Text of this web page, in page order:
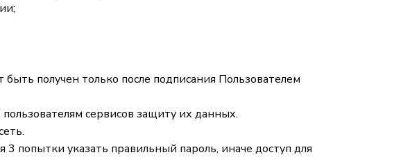
получен только после подписания Пользователем
сервисов защиту их данных.
указать правильный пароль, иначе доступ для